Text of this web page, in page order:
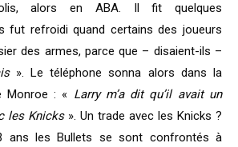
alors en ABA. Il fit quelques
fut refroidi quand certains des joueurs
des armes, parce que – disaient-ils –
». Le téléphone sonna alors dans la
Monroe : « Larry m’a dit qu’il avait un
les Knicks ». Un trade avec les Knicks ?
ans les Bullets se sont confrontés à